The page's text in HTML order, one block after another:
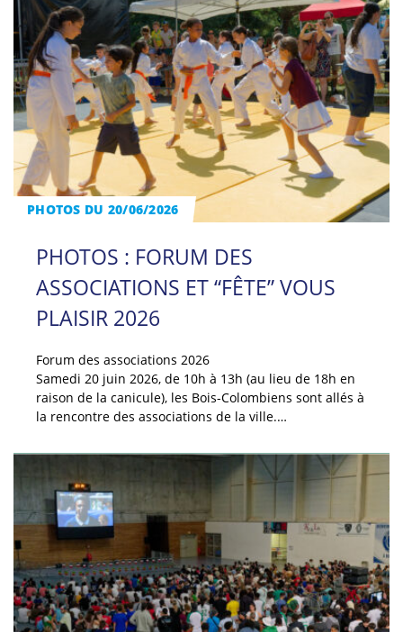
PHOTOS DU 20/06/2026
PHOTOS : FORUM DES
ASSOCIATIONS ET “FÊTE” VOUS
PLAISIR 2026
Forum des associations 2026
Samedi 20 juin 2026, de 10h à 13h (au lieu de 18h en
raison de la canicule), les Bois-Colombiens sont allés à
la rencontre des associations de la ville.…